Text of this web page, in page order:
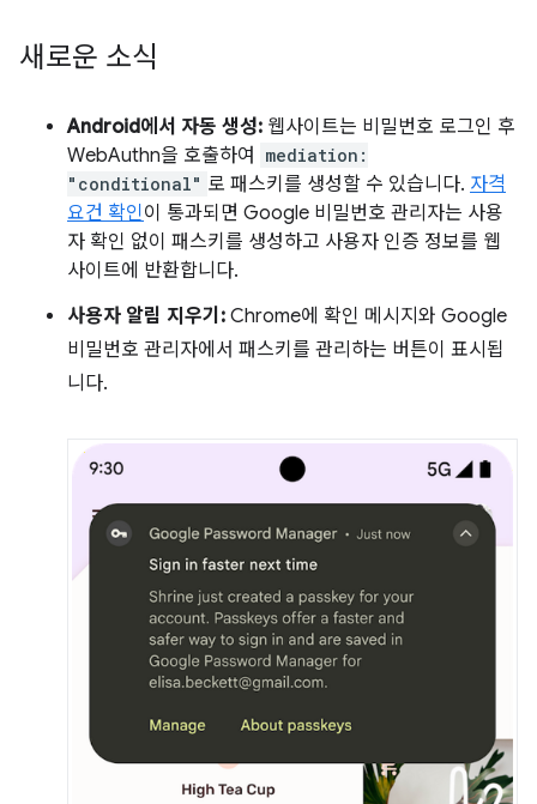
새로운 소식
Android에서 자동 생성: 웹사이트는 비밀번호 로그인 후
WebAuthn을 호출하여
mediation:
"conditional" 로 패스키를 생성할 수 있습니다. 자격
요건 확인이 통과되면 Google 비밀번호 관리자는 사용
자 확인 없이 패스키를 생성하고 사용자 인증 정보를 웹
사이트에 반환합니다.
사용자 알림 지우기: Chrome에 확인 메시지와 Google
비밀번호 관리자에서 패스키를 관리하는 버튼이 표시됩
니다.